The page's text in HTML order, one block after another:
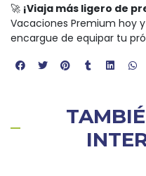
🚀 ¡Viaja más ligero de
Vacaciones Premium hoy
encargue de equipar tu